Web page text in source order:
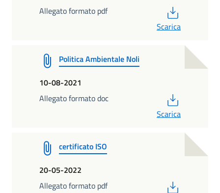
Allegato formato pdf
Scarica
Politica Ambientale Noli
10-08-2021
Allegato formato doc
Scarica
certificato ISO
20-05-2022
Allegato formato pdf